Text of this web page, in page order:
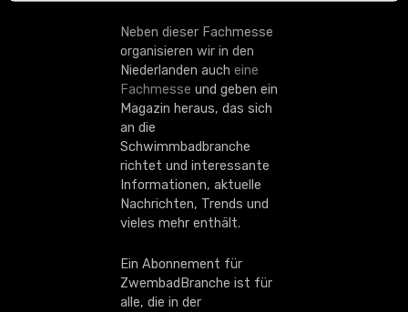
Neben dieser Fachmesse
organisieren wir in den
Niederlanden auch eine
Fachmesse und geben ein
Magazin heraus, das sich
an die
Schwimmbadbranche
richtet und interessante
Informationen, aktuelle
Nachrichten, Trends und
vieles mehr enthält.
Ein Abonnement für
ZwembadBranche ist für
alle, die in der